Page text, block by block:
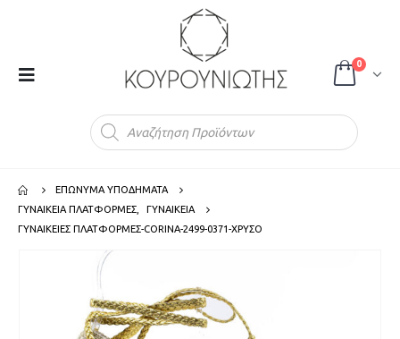
0
ΕΠΩΝΥΜΑ ΥΠΟΔΗΜΑΤΑ
ΓΥΝΑΙΚΕΙΑ ΠΛΑΤΦΟΡΜΕΣ
ΓΥΝΑΙΚΕΙΑ
ΓΥΝΑΙΚΕΙΕΣ ΠΛΑΤΦΟΡΜΕΣ-CORINA-2499-0371-ΧΡΥΣΟ